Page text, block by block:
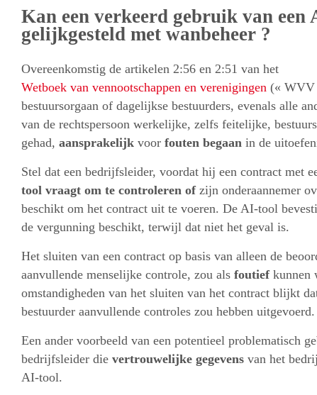
Kan een verkeerd gebruik van
gelijkgesteld met wanbeheer ?
Overeenkomstig de artikelen 2:56 en 2:51 van het
Wetboek van vennootschappen en verenigingen (« WVV
bestuursorgaan of dagelijkse bestuurders, evenals alle
van de rechtspersoon werkelijke, zelfs feitelijke,
gehad, aansprakelijk voor fouten begaan in de
Stel dat een bedrijfsleider, voordat hij een contract met
tool vraagt om te controleren ofzijn onderaannemer
beschikt om het contract uit te voeren. De AI-tool
de vergunning beschikt, terwijl dat niet het geval is.
Het sluiten van een contract op basis van alleen de
aanvullende menselijke controle, zou als foutiefkunnen
omstandigheden van het sluiten van het contract blijkt
bestuurder aanvullende controles zou hebben uitgevoerd.
Een ander voorbeeld van een potentieel problematisch
bedrijfsleider die vertrouwelijke gegevens van het
AI-tool.